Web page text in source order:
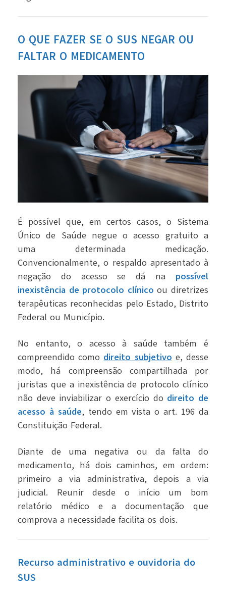
O QUE FAZER SE O SUS NEGAR OU
FALTAR O MEDICAMENTO
É possível que, em certos casos, o Sistema
Único de Saúde negue o acesso gratuito a
uma determinada medicação.
Convencionalmente, o respaldo apresentado à
negação do acesso se dá na possível
inexistência de protocolo clínico ou diretrizes
terapêuticas reconhecidas pelo Estado, Distrito
Federal ou Município.
No entanto, o acesso à saúde também é
compreendido como direito subjetivo e, desse
modo, há compreensão compartilhada por
juristas que a inexistência de protocolo clínico
não deve inviabilizar o exercício do direito de
acesso à saúde, tendo em vista o art. 196 da
Constituição Federal.
Diante de uma negativa ou da falta do
medicamento, há dois caminhos, em ordem:
primeiro a via administrativa, depois a via
judicial. Reunir desde o início um bom
relatório médico e a documentação que
comprova a necessidade facilita os dois.
Recurso administrativo e ouvidoria do
SUS